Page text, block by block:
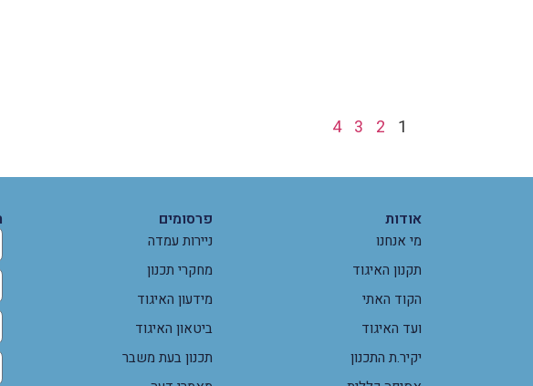
1
2
3
4
אודות
מי אנחנו
תקנון האיגוד
הקוד האתי
ועד האיגוד
יקיר.ת התכנון
פרסומים
ניירות עמדה
מחקרי תכנון
מידעון האיגוד
ביטאון האיגוד
תכנון בעת משבר